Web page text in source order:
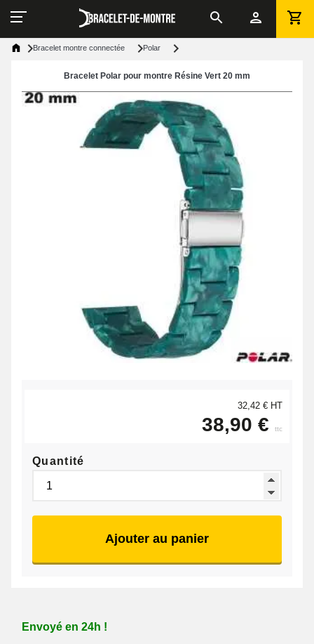
Bracelet montre connectée Polar
Bracelet Polar pour montre Résine Vert 20 mm
32,42 € HT
38,90 € ttc
Quantité
Ajouter au panier
Envoyé en 24h !